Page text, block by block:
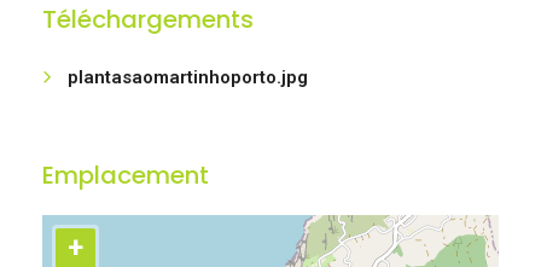
Téléchargements
plantasaomartinhoporto.jpg
Emplacement
+